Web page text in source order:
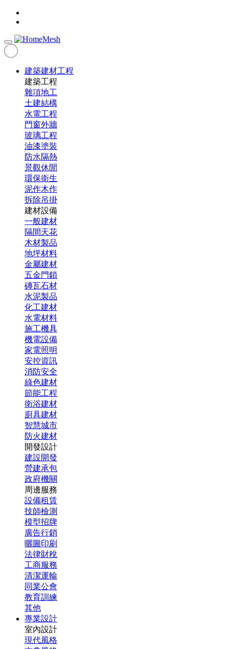
建築建材工程
建築工程
雜項地工
土建結構
水電工程
門窗外牆
玻璃工程
油漆塗裝
防水隔熱
景觀休閒
環保衛生
泥作木作
拆除吊掛
建材設備
一般建材
隔間天花
木材製品
地坪材料
金屬建材
五金門鎖
磚瓦石材
水泥製品
化工建材
水電材料
施工機具
機電設備
家電照明
安控資訊
消防安全
綠色建材
節能工程
衛浴建材
廚具建材
智慧城市
防火建材
開發設計
建設開發
營建承包
政府機關
周邊服務
設備租賃
技師檢測
模型招牌
廣告行銷
曬圖印刷
法律財稅
工商服務
清潔運輸
同業公會
教育訓練
其他
專業設計
室內設計
現代風格